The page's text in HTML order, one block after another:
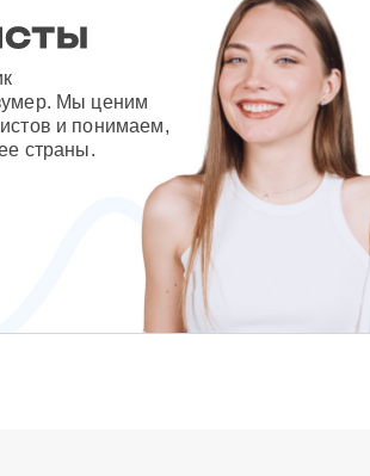
Мы ценим
и понимаем,
страны.